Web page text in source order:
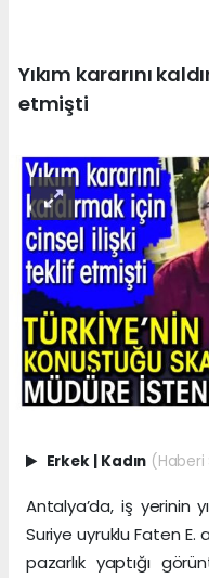
Yıkım kararını
etmişti
Erkek Kadın (Haberi
Antalya’da, iş yerinin
Suriye uyruklu Faten E.
pazarlık yaptığı